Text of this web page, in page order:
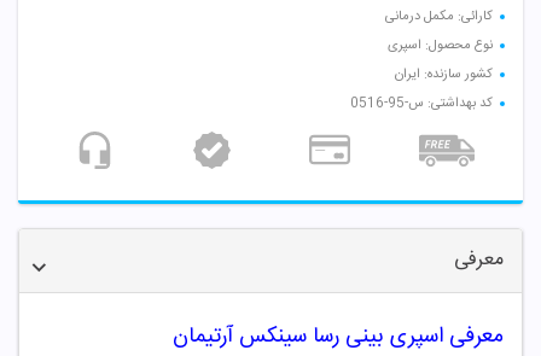
کارائی: مکمل درمانی
نوع محصول: اسپری
کشور سازنده: ایران
کد بهداشتی: س-95-0516
معرفی
معرفی اسپری بینی رسا سینکس آرتیمان